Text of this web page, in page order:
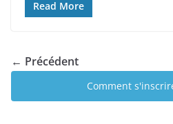
Read More
← Précédent
Comment